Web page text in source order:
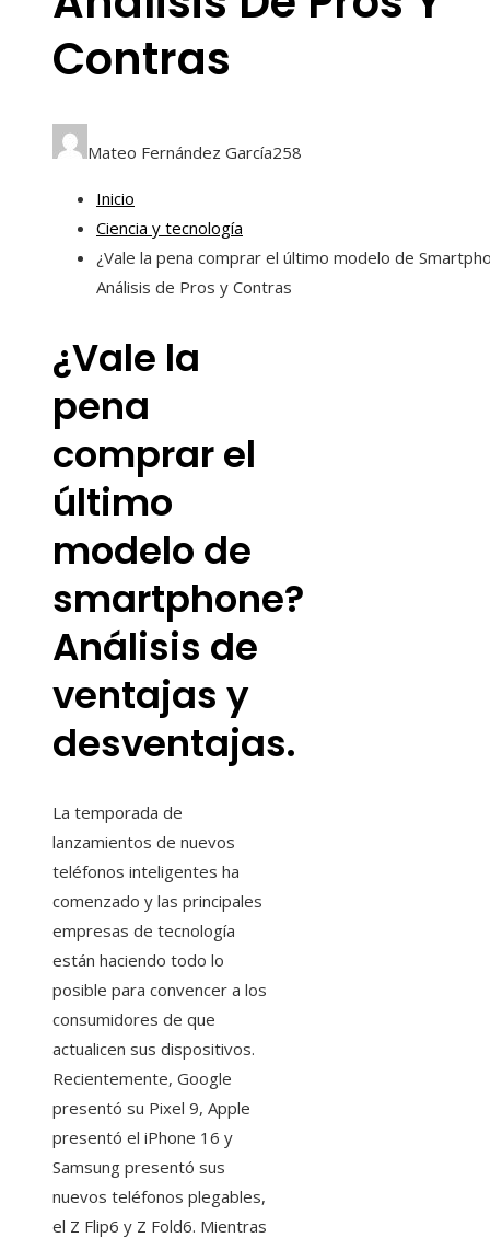
Contras
Mateo Fernández García258
Inicio
Ciencia y tecnología
¿Vale la pena comprar el último modelo de
Análisis de Pros y Contras
¿Vale la
pena
comprar el
último
modelo de
smartphone?
Análisis de
ventajas y
desventajas.
La temporada de
lanzamientos de nuevos
teléfonos inteligentes ha
comenzado y las principales
empresas de tecnología
están haciendo todo lo
posible para convencer a los
consumidores de que
actualicen sus dispositivos.
Recientemente, Google
presentó su Pixel 9, Apple
presentó el iPhone 16 y
Samsung presentó sus
nuevos teléfonos plegables,
el Z Flip6 y Z Fold6. Mientras